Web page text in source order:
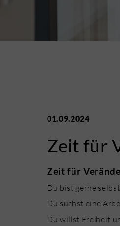
01.09.2024
Zeit für
Zeit für
Du bist gerne
Du suchst eine
Du willst Freiheit